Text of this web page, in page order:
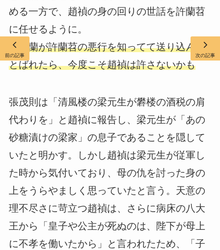
める一方で、趙禎の身の回りの世話を許蘭苕
に任せるように。
賈玉蘭が許蘭苕の悪行を知ってて送り込んだ
とばれたら、今度こそ趙禎は許さないかも
張茂則は「清風楼の梁元生が礬楼の酒税の肩
代わりを」と趙禎に報告し、梁元生が「あの
砂糖漬けの梁家」の息子であることを隠して
いたと明かす。しかし趙禎は梁元生が従軍し
た時から気付いており、母の仇を討った身の
上をうらやましく思っていたと言う。天意の
理不尽さに苛立つ趙禎は、さらに病床の八大
王から「皇子や公主が死ぬのは、陛下が母上
に不孝を働いたから」と言われたため、「子
前の記事 次の記事